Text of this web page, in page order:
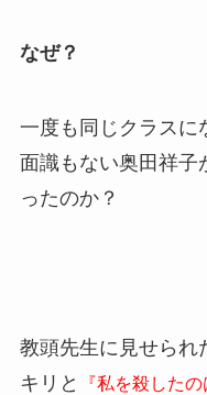
なぜ？
一度も同じクラスに
面識もない奥田祥子
ったのか？
教頭先生に見せられ
キリと
『私を殺した